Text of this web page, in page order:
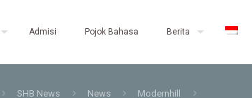
Admisi Pojok Bahasa Berita
SHB News News
Modernhill